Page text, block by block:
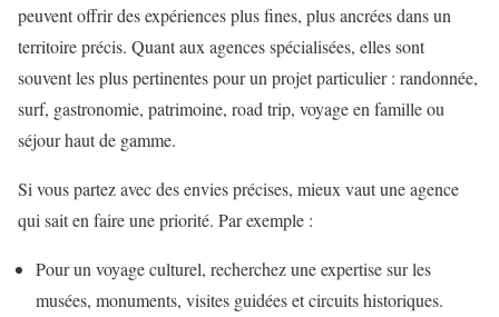
peuvent offrir des expériences plus fines, plus ancrées dans un
territoire précis. Quant aux agences spécialisées, elles sont
souvent les plus pertinentes pour un projet particulier : randonnée,
surf, gastronomie, patrimoine, road trip, voyage en famille ou
séjour haut de gamme.
Si vous partez avec des envies précises, mieux vaut une agence
qui sait en faire une priorité. Par exemple :
Pour un voyage culturel, recherchez une expertise sur les
musées, monuments, visites guidées et circuits historiques.